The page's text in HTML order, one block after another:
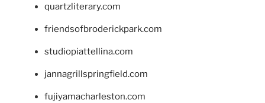
quartzliterary.com
friendsofbroderickpark.com
studiopiattellina.com
jannagrillspringfield.com
fujiyamacharleston.com